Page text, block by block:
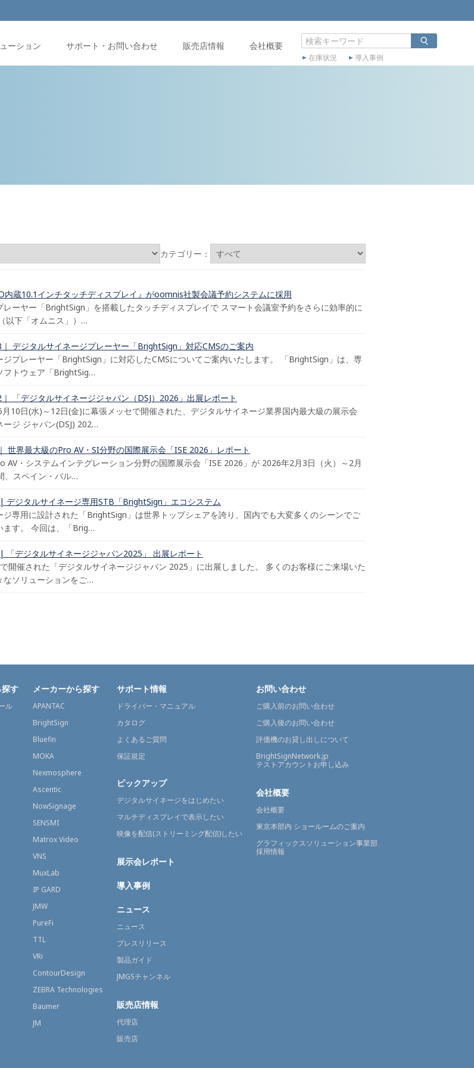
ーション サポート・お問い合わせ 販売店情報 会社概要
在庫状況 導入事例
カテゴリー：
内蔵10.1インチタッチディスプレイ』がoomnis社製会議予約システムに採用
レーヤー「BrightSign」を搭載したタッチディスプレイで スマート会議室予約をさらに効率的に
以下「オムニス」）…
デジタルサイネージプレーヤー「BrightSign」対応CMSのご案内
ジプレーヤー「BrightSign」に対応したCMSについてご案内いたします。 「BrightSign」は、専
フトウェア「BrightSig…
「デジタルサイネージジャパン（DSJ）2026」出展レポート
10日(水)～12日(金)に幕張メッセで開催された、デジタルサイネージ業界国内最大級の展示会
ージ ジャパン(DSJ) 202…
世界最大級のPro AV・SI分野の国際展示会「ISE 2026」レポート
AV・システムインテグレーション分野の国際展示会「ISE 2026」が 2026年2月3日（火）～2月
、スペイン・バル…
デジタルサイネージ専用STB「BrightSign」エコシステム
ジ専用に設計された「BrightSign」は世界トップシェアを誇り、国内でも大変多くのシーンでご
ます。 今回は、「Brig…
「デジタルサイネージジャパン2025」 出展レポート
開催された「デジタルサイネージジャパン 2025」に出展しました。 多くのお客様にご来場いた
なソリューションをご…
す
ル
メーカーから探す
APANTAC
BrightSign
Bluefin
MOKA
Nexmosphere
Ascentic
NowSignage
SENSMI
Matrox Video
VNS
MuxLab
IP GARD
JMW
PureFi
TTL
VRi
ContourDesign
ZEBRA Technologies
Baumer
JM
サポート情報
ドライバー・マニュアル
カタログ
よくあるご質問
保証規定
ピックアップ
デジタルサイネージをはじめたい
マルチディスプレイで表示したい
映像を配信(ストリーミング配信)したい
展示会レポート
導入事例
ニュース
ニュース
プレスリリース
製品ガイド
JMGSチャンネル
販売店情報
代理店
販売店
お問い合わせ
ご購入前のお問い合わせ
ご購入後のお問い合わせ
評価機のお貸し出しについて
BrightSignNetwork.jp
テストアカウントお申し込み
会社概要
会社概要
東京本部内 ショールームのご案内
グラフィックスソリューション事業部
採用情報